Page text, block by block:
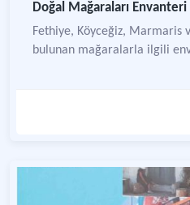
Doğal Mağaraları Envanteri
Fethiye, Köyceğiz, Marmaris
bulunan mağaralarla ilgili